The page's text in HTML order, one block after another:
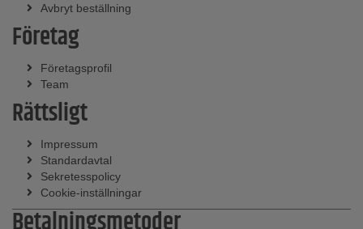
Avbryt beställning
Företag
Företagsprofil
Team
Rättsligt
Impressum
Standardavtal
Sekretesspolicy
Cookie-inställningar